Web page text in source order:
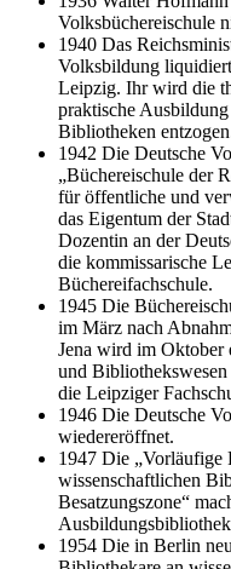
Volksbüchereischule
1940 Das
Volksbildung
Leipzig. Ihr wird die
praktische
Bibliotheken
1942 Die Deutsche
„Büchereischule der
für öffentliche und
das Eigentum der
Dozentin an der
die kommissarische
Büchereifachschule.
1945 Die
im März nach
Jena wird im Oktober
und
die Leipziger
1946 Die Deutsche
wiedereröffnet.
1947 Die „Vorläufige
wissenschaftlichen
Besatzungszone“
1954 Die in Berlin